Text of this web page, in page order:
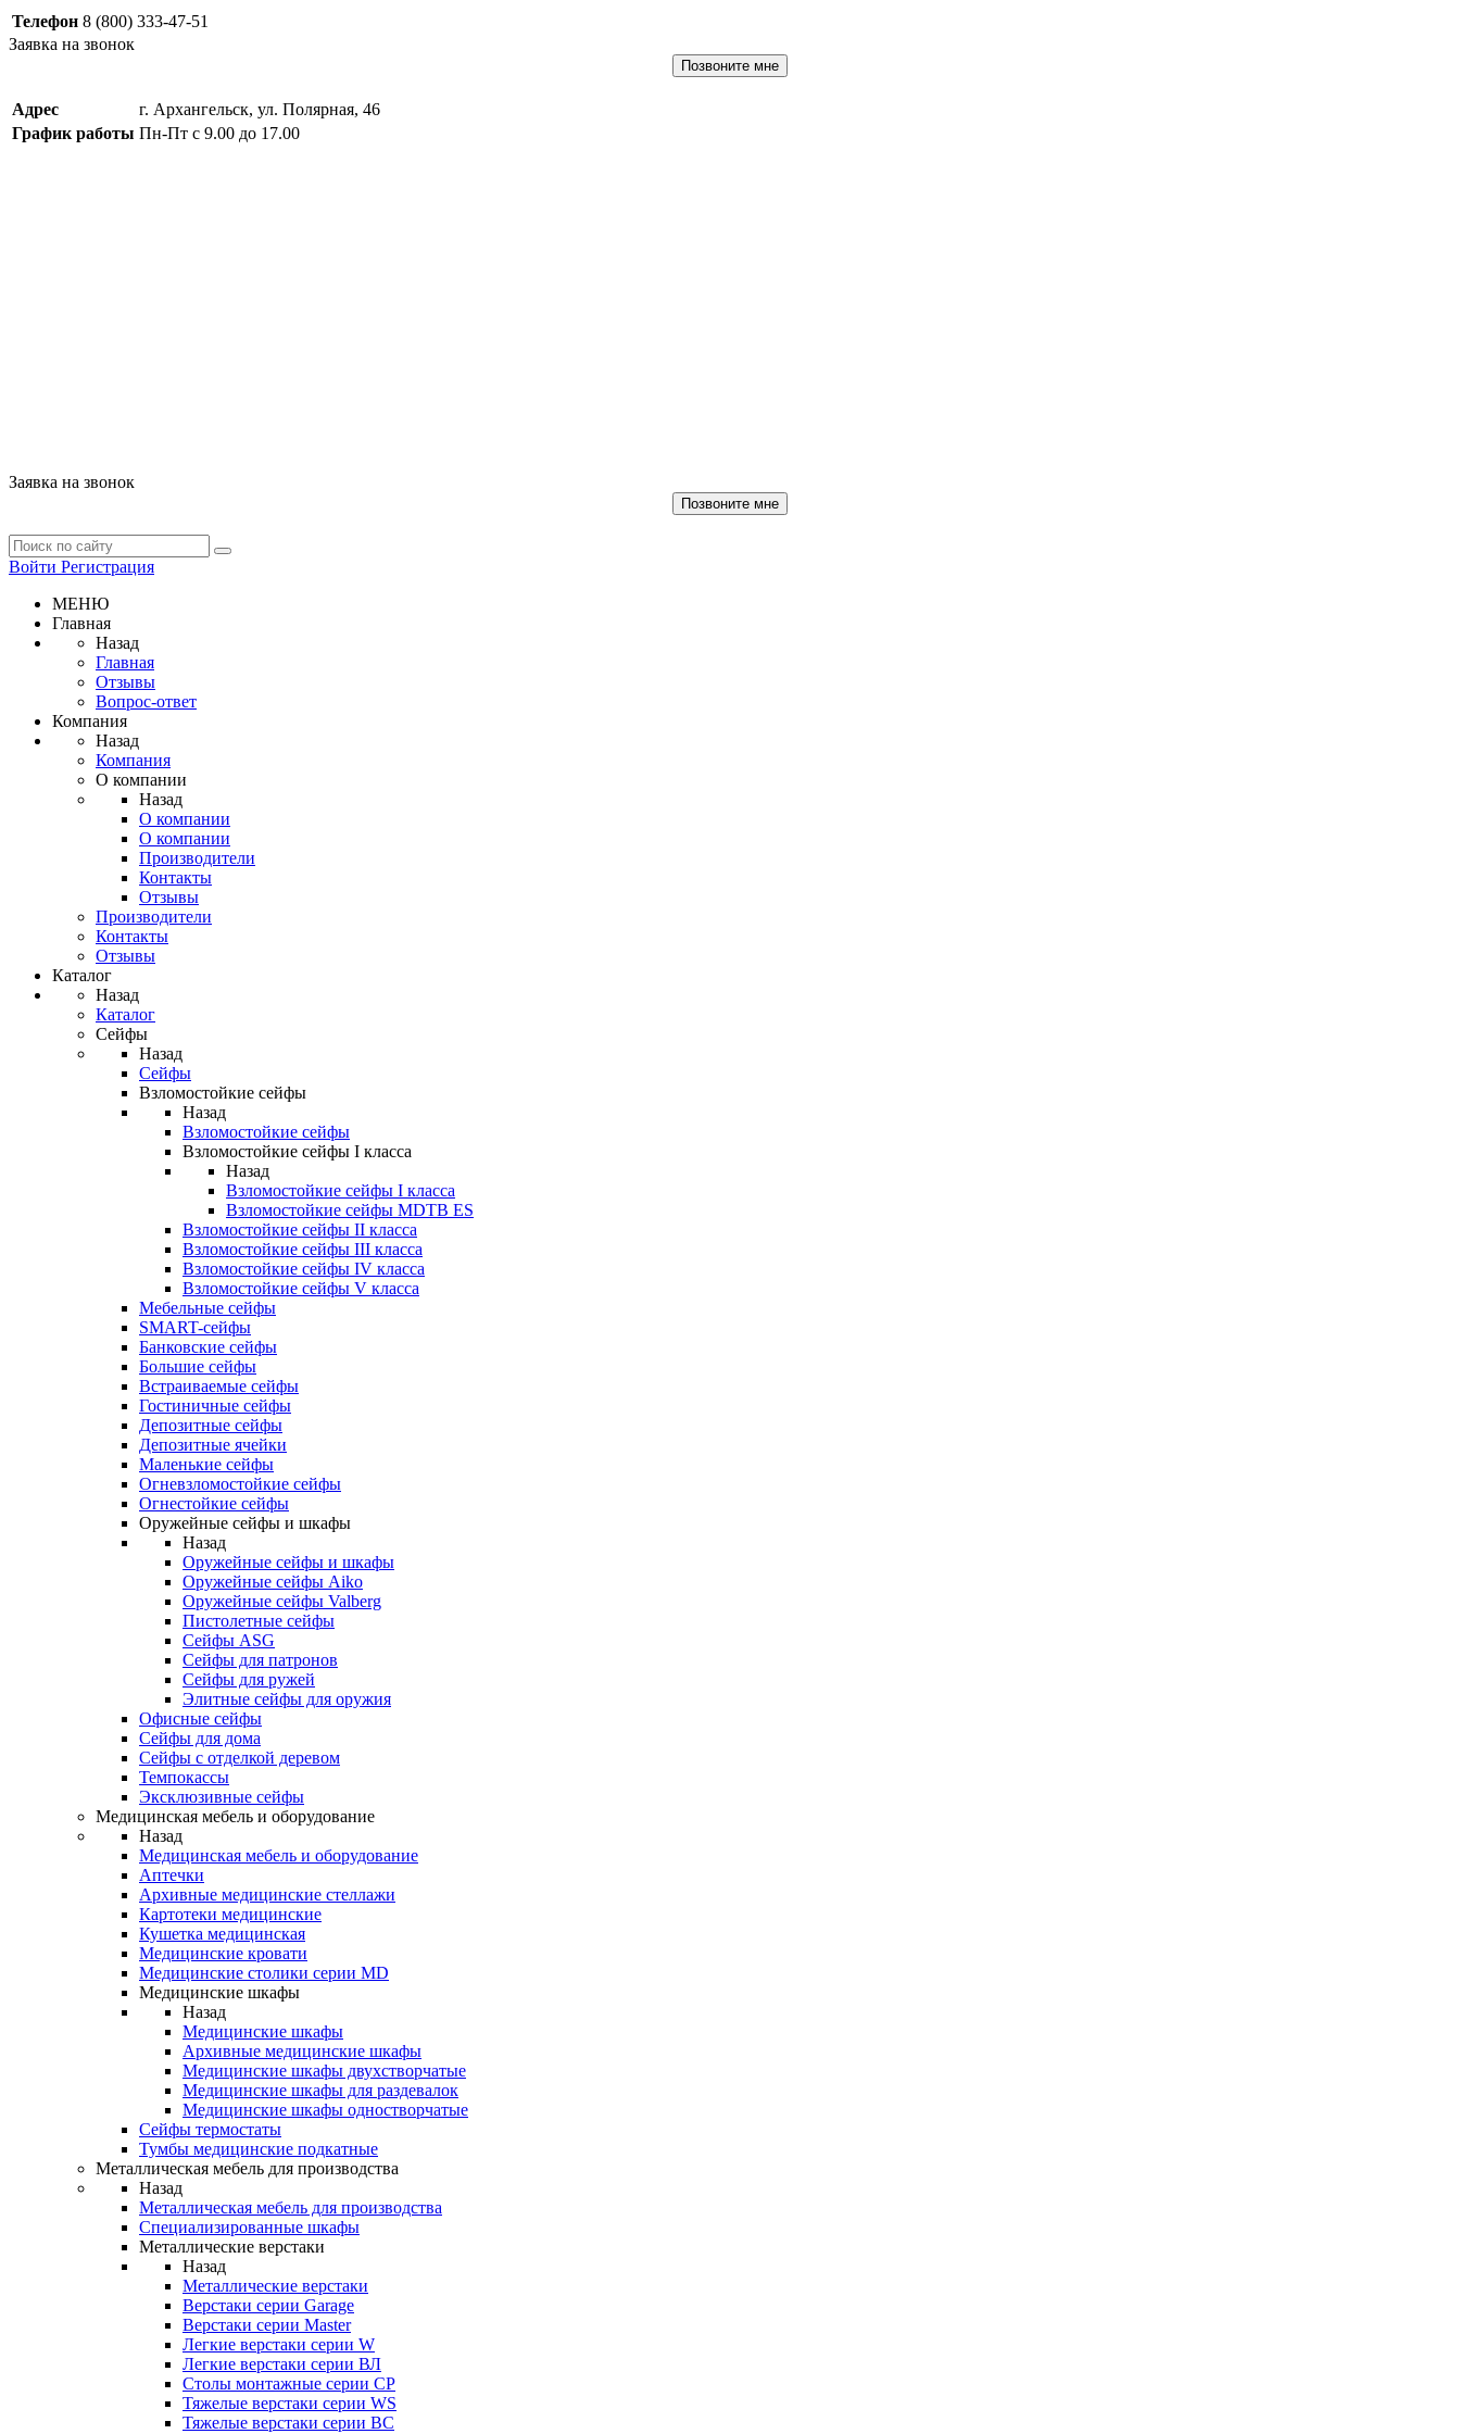
Телефон 8 (800) 333-47-51
Заявка на звонок
Позвоните мне
Адрес
г. Архангельск, ул. Полярная, 46
График работы Пн-Пт с 9.00 до 17.00
Заявка на звонок
Позвоните мне
Войти Регистрация
МЕНЮ
Главная
Назад
Главная
Отзывы
Вопрос-ответ
Компания
Назад
Компания
О компании
Назад
О компании
О компании
Производители
Контакты
Отзывы
Производители
Контакты
Отзывы
Каталог
Назад
Каталог
Сейфы
Назад
Сейфы
Взломостойкие сейфы
Назад
Взломостойкие сейфы
Взломостойкие сейфы I класса
Назад
Взломостойкие сейфы I класса
Взломостойкие сейфы MDTB ES
Взломостойкие сейфы II класса
Взломостойкие сейфы III класса
Взломостойкие сейфы IV класса
Взломостойкие сейфы V класса
Мебельные сейфы
SMART-сейфы
Банковские сейфы
Большие сейфы
Встраиваемые сейфы
Гостиничные сейфы
Депозитные сейфы
Депозитные ячейки
Маленькие сейфы
Огневзломостойкие сейфы
Огнестойкие сейфы
Оружейные сейфы и шкафы
Назад
Оружейные сейфы и шкафы
Оружейные сейфы Aiko
Оружейные сейфы Valberg
Пистолетные сейфы
Сейфы ASG
Сейфы для патронов
Сейфы для ружей
Элитные сейфы для оружия
Офисные сейфы
Сейфы для дома
Сейфы с отделкой деревом
Темпокассы
Эксклюзивные сейфы
Медицинская мебель и оборудование
Назад
Медицинская мебель и оборудование
Аптечки
Архивные медицинские стеллажи
Картотеки медицинские
Кушетка медицинская
Медицинские кровати
Медицинские столики серии MD
Медицинские шкафы
Назад
Медицинские шкафы
Архивные медицинские шкафы
Медицинские шкафы двухстворчатые
Медицинские шкафы для раздевалок
Медицинские шкафы одностворчатые
Сейфы термостаты
Тумбы медицинские подкатные
Металлическая мебель для производства
Назад
Металлическая мебель для производства
Cпециализированные шкафы
Металлические верстаки
Назад
Металлические верстаки
Верстаки серии Garage
Верстаки серии Master
Легкие верстаки серии W
Легкие верстаки серии ВЛ
Столы монтажные серии СР
Тяжелые верстаки серии WS
Тяжелые верстаки серии ВС